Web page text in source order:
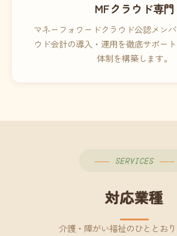
MFクラウド専門
マネーフォワードクラウド公認メン
ウド会計の導入・運用を徹底サポー
体制を構築します。
SERVICES
対応業種
介護・障がい福祉のひととおり